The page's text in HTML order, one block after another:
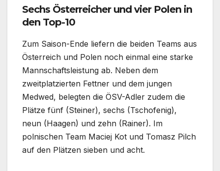
Sechs Österreicher und vier Polen in
den Top-10
Zum Saison-Ende liefern die beiden Teams aus
Österreich und Polen noch einmal eine starke
Mannschaftsleistung ab. Neben dem
zweitplatzierten Fettner und dem jungen
Medwed, belegten die ÖSV-Adler zudem die
Plätze fünf (Steiner), sechs (Tschofenig),
neun (Haagen) und zehn (Rainer). Im
polnischen Team Maciej Kot und Tomasz Pilch
auf den Plätzen sieben und acht.